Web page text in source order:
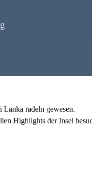
radeln gewesen.
Highlights der Insel